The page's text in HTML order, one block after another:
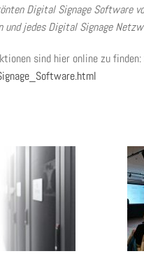
Digital Signage Software
jedes Digital Signage
sind hier online zu finden: